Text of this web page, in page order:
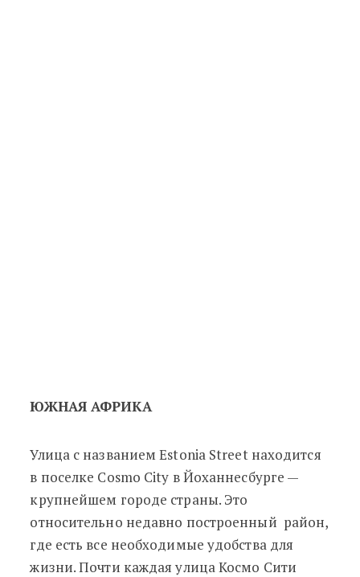
ЮЖНАЯ АФРИКА
Улица с названием Estonia Street находится
в поселке Cosmo City в Йоханнесбурге —
крупнейшем городе страны. Это
относительно недавно построенный район,
где есть все необходимые удобства для
жизни. Почти каждая улица Космо Сити